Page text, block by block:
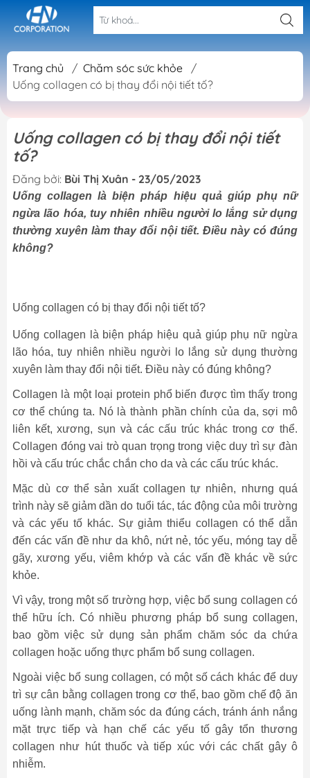
Trang chủ / Chăm sóc sức khỏe
/
Uống collagen có bị thay đổi nội tiết tố?
Uống collagen có bị thay đổi nội tiết
tố?
Đăng bởi: Bùi Thị Xuân - 23/05/2023
Uống collagen là biện pháp hiệu quả giúp phụ nữ
ngừa lão hóa, tuy nhiên nhiều người lo lắng sử dụng
thường xuyên làm thay đổi nội tiết. Điều này có đúng
không?
Uống collagen có bị thay đổi nội tiết tố?
Uống collagen là biện pháp hiệu quả giúp phụ nữ ngừa
lão hóa, tuy nhiên nhiều người lo lắng sử dụng thường
xuyên làm thay đổi nội tiết. Điều này có đúng không?
Collagen là một loại protein phổ biến được tìm thấy trong
cơ thể chúng ta. Nó là thành phần chính của da, sợi mô
liên kết, xương, sụn và các cấu trúc khác trong cơ thể.
Collagen đóng vai trò quan trọng trong việc duy trì sự đàn
hồi và cấu trúc chắc chắn cho da và các cấu trúc khác.
Mặc dù cơ thể sản xuất collagen tự nhiên, nhưng quá
trình này sẽ giảm dần do tuổi tác, tác động của môi trường
và các yếu tố khác. Sự giảm thiểu collagen có thể dẫn
đến các vấn đề như da khô, nứt nẻ, tóc yếu, móng tay dễ
gãy, xương yếu, viêm khớp và các vấn đề khác về sức
khỏe.
Vì vậy, trong một số trường hợp, việc bổ sung collagen có
thể hữu ích. Có nhiều phương pháp bổ sung collagen,
bao gồm việc sử dụng sản phẩm chăm sóc da chứa
collagen hoặc uống thực phẩm bổ sung collagen.
Ngoài việc bổ sung collagen, có một số cách khác để duy
trì sự cân bằng collagen trong cơ thể, bao gồm chế độ ăn
uống lành mạnh, chăm sóc da đúng cách, tránh ánh nắng
mặt trực tiếp và hạn chế các yếu tố gây tổn thương
collagen như hút thuốc và tiếp xúc với các chất gây ô
nhiễm.